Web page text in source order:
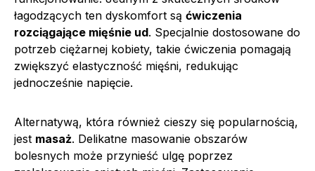
łagodzących ten dyskomfort są ćwiczenia
rozciągające mięśnie ud. Specjalnie dostosowane do
potrzeb ciężarnej kobiety, takie ćwiczenia pomagają
zwiększyć elastyczność mięśni, redukując
jednocześnie napięcie.
Alternatywą, która również cieszy się popularnością,
jest masaż. Delikatne masowanie obszarów
bolesnych może przynieść ulgę poprzez